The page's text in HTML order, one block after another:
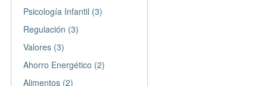
Psicología Infantil (3)
Regulación (3)
Valores (3)
Ahorro Energético (2)
Alimentos (2)